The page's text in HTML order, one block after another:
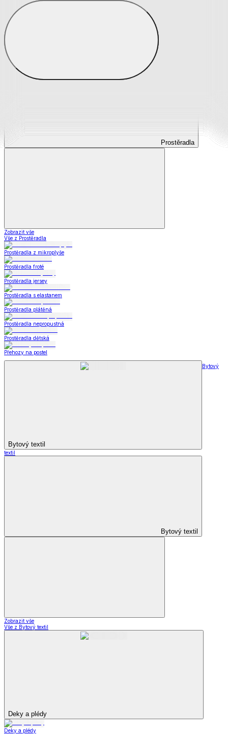
Prostěradla
Prostěradla
Zobrazit vše
Vše z Prostěradla
Prostěradla z mikroplyše
Prostěradla froté
Prostěradla jersey
Prostěradla s elastanem
Prostěradla plátěná
Prostěradla nepropustná
Prostěradla dětská
Přehozy na postel
Bytový textil
Bytový
textil
Bytový textil
Zobrazit vše
Vše z Bytový textil
Deky a plédy
Deky a plédy